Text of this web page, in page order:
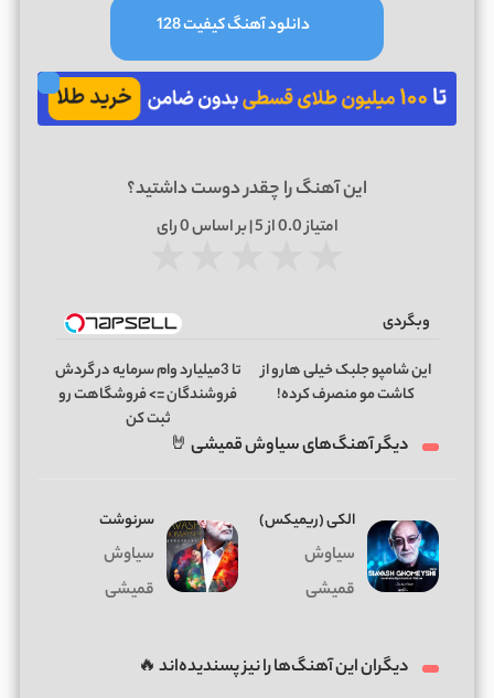
دانلود آهنگ کیفیت 128
این آهنگ را چقدر دوست داشتید؟
امتیاز0.0از 5 | بر اساس 0رای
وبگردی
این شامپو جلبک خیلی هارو از
کاشت مو منصرف کرده!
تا 3میلیارد وام سرمایه در گردش
فروشندگان => فروشگاهت رو
ثبت کن
دیگر آهنگ‌های سیاوش قمیشی 🤘
الکی (ریمیکس)
سیاوش
قمیشی
سرنوشت
سیاوش
قمیشی
دیگران این آهنگ‌ها را نیز پسندیده‌اند 🔥